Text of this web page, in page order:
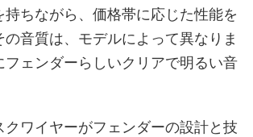
持ちながら、価格帯に応じた性能を
音質は、モデルによって異なりま
フェンダーらしいクリアで明るい音
クワイヤーがフェンダーの設計と技